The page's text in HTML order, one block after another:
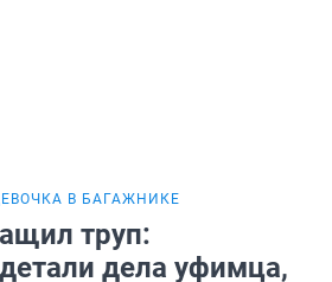
В БАГАЖНИКЕ
труп:
дела уфимца,